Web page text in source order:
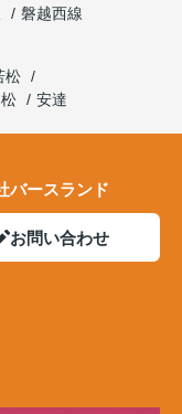
磐越西線
松
安達
バースランド
お問い合わせ